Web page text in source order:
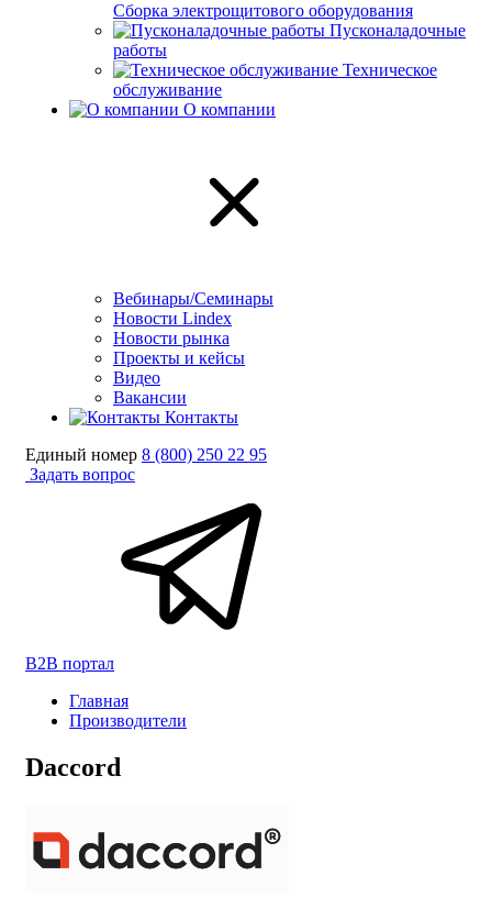
Сборка электрощитового оборудования
Пусконаладочные
работы
Техническое
обслуживание
О компании
Вебинары/Семинары
Новости Lindex
Новости рынка
Проекты и кейсы
Видео
Вакансии
Контакты
Единый номер 8 (800) 250 22 95
Задать вопрос
B2B портал
Главная
Производители
Daccord